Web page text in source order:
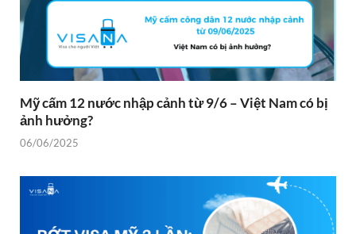
Mỹ cấm 12 nước nhập cảnh từ 9/6 – Việt Nam có bị
ảnh hưởng?
06/06/2025